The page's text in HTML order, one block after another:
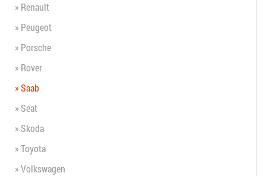
» Renault
» Peugeot
» Porsche
» Rover
» Saab
» Seat
» Skoda
» Toyota
» Volkswagen